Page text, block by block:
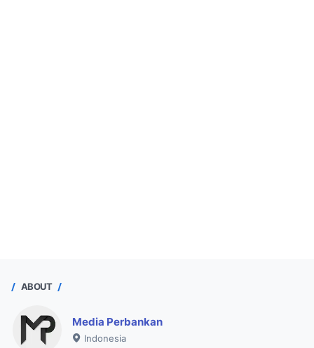
ABOUT
Media Perbankan
Indonesia